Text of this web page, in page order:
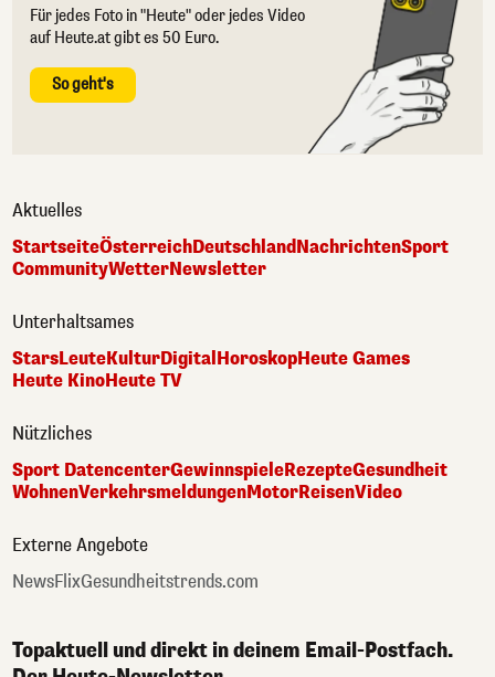
Für jedes Foto in "Heute" oder jedes Video
auf Heute.at gibt es 50 Euro.
So geht's
Aktuelles
StartseiteÖsterreichDeutschlandNachrichtenSport
CommunityWetterNewsletter
Unterhaltsames
StarsLeuteKulturDigital HoroskopHeute Games
Heute KinoHeute TV
Nützliches
Sport DatencenterGewinnspieleRezepteGesundheit
WohnenVerkehrsmeldungenMotorReisenVideo
Externe Angebote
NewsFlixGesundheitstrends.com
Topaktuell und direkt in deinem Email-Postfach.